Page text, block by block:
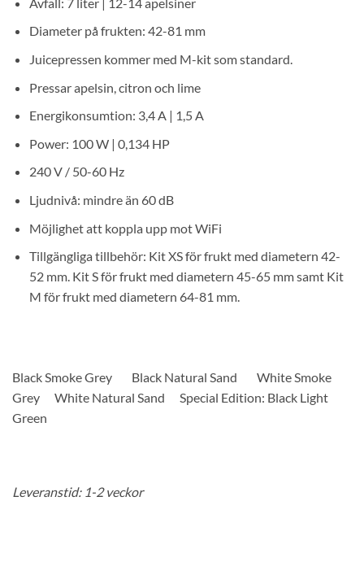
Diameter på frukten: 42-81 mm
Juicepressen kommer med M-kit som standard.
Pressar apelsin, citron och lime
Energikonsumtion: 3,4 A | 1,5 A
Power: 100 W | 0,134 HP
240 V / 50-60 Hz
Ljudnivå: mindre än 60 dB
Möjlighet att koppla upp mot WiFi
Tillgängliga tillbehör: Kit XS för frukt med diametern 42-
52 mm. Kit S för frukt med diametern 45-65 mm samt Kit
M för frukt med diametern 64-81 mm.
Black Smoke Grey Black Natural Sand White Smoke
Grey White Natural Sand Special Edition: Black Light
Green
Leveranstid: 1-2 veckor